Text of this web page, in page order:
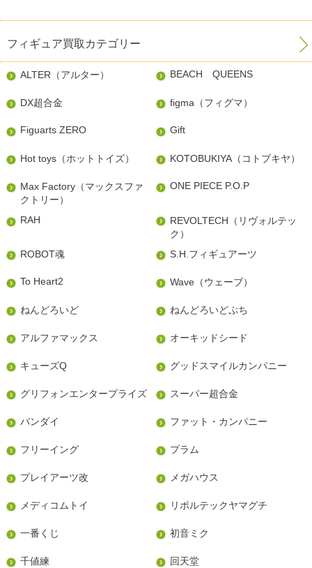
フィギュア買取カテゴリー
ALTER（アルター） BEACH QUEENS
DX超合金 figma（フィグマ）
Figuarts ZERO Gift
Hot toys（ホットトイズ） KOTOBUKIYA（コトブキヤ）
Max Factory（マックスファ
クトリー）
ONE PIECE P.O.P
RAH
REVOLTECH（リヴォルテッ
ク）
ROBOT魂
S.H.フィギュアーツ
To Heart2 Wave（ウェーブ）
ねんどろいど ねんどろいどぷち
アルファマックス オーキッドシード
キューズQ グッドスマイルカンパニー
グリフォンエンタープライズ スーパー超合金
バンダイ ファット・カンパニー
フリーイング プラム
プレイアーツ改 メガハウス
メディコムトイ リボルテックヤマグチ
一番くじ 初音ミク
千値練 回天堂